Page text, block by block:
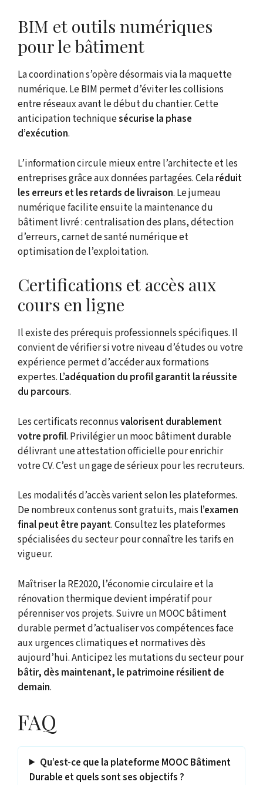
BIM et outils numériques
pour le bâtiment
La coordination s’opère désormais via la maquette
numérique. Le BIM permet d’éviter les collisions
entre réseaux avant le début du chantier. Cette
anticipation techniquesécurise la phase
d’exécution.
L’information circule mieux entre l’architecte et les
entreprises grâce aux données partagées. Celaréduit
les erreurs et les retards de livraison. Le jumeau
numérique facilite ensuite la maintenance du
bâtiment livré : centralisation des plans, détection
d’erreurs, carnet de santé numérique et
optimisation de l’exploitation.
Certifications et accès aux
cours en ligne
Il existe des prérequis professionnels spécifiques. Il
convient de vérifier si votre niveau d’études ou votre
expérience permet d’accéder aux formations
expertes. L’adéquation du profil garantit la réussite
du parcours.
Les certificats reconnusvalorisent durablement
votre profil. Privilégier un mooc bâtiment durable
délivrant une attestation officielle pour enrichir
votre CV. C’est un gage de sérieux pour les recruteurs.
Les modalités d’accès varient selon les plateformes.
De nombreux contenus sont gratuits, mais l’examen
final peut être payant. Consultez les plateformes
spécialisées du secteur pour connaître les tarifs en
vigueur.
Maîtriser la RE2020, l’économie circulaire et la
rénovation thermique devient impératif pour
pérenniser vos projets. Suivre un MOOC bâtiment
durable permet d’actualiser vos compétences face
aux urgences climatiques et normatives dès
aujourd’hui. Anticipez les mutations du secteur pour
bâtir, dès maintenant, le patrimoine résilient de
demain.
FAQ
Qu’est-ce que la plateforme MOOC Bâtiment
Durable et quels sont ses objectifs ?